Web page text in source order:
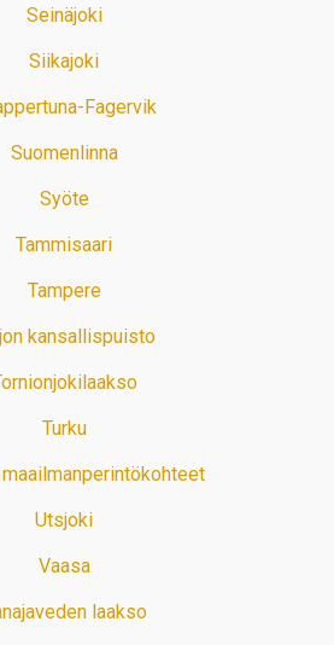
Seinäjoki
Siikajoki
Fagervik
Suomenlinna
Syöte
Tammisaari
Tampere
kansallispuisto
Turku
Utsjoki
Vaasa
laakso